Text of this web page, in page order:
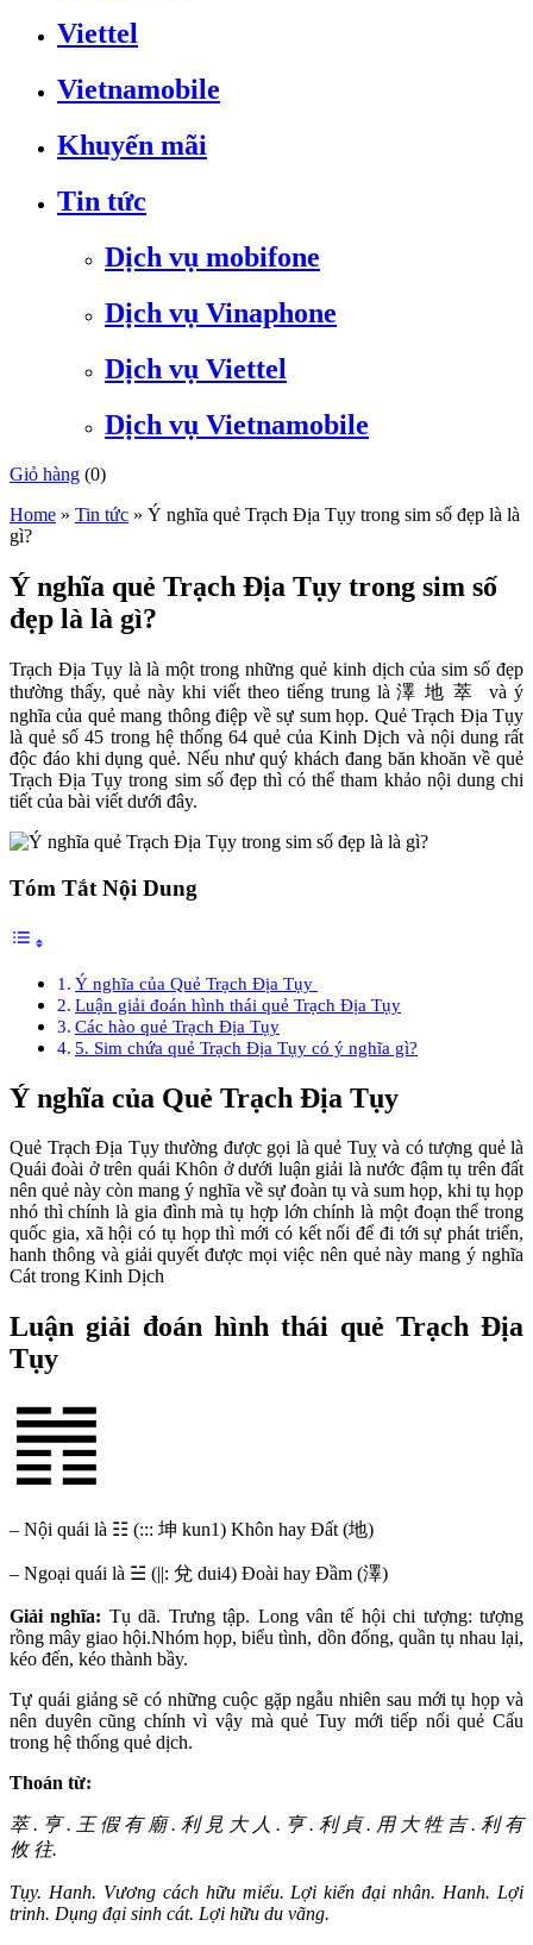
Viettel
Vietnamobile
Khuyến mãi
Tin tức
Dịch vụ mobifone
Dịch vụ Vinaphone
Dịch vụ Viettel
Dịch vụ Vietnamobile
Giỏ hàng (0)
Home » Tin tức » Ý nghĩa quẻ Trạch Địa Tụy trong sim số đẹp là là
gì?
Ý nghĩa quẻ Trạch Địa Tụy trong sim số
đẹp là là gì?
Trạch Địa Tụy là là một trong những quẻ kinh dịch của sim số đẹp
thường thấy, quẻ này khi viết theo tiếng trung là 澤 地 萃 và ý
nghĩa của quẻ mang thông điệp về sự sum họp. Quẻ Trạch Địa Tụy
là quẻ số 45 trong hệ thống 64 quẻ của Kinh Dịch và nội dung rất
độc đáo khi dụng quẻ. Nếu như quý khách đang băn khoăn về quẻ
Trạch Địa Tụy trong sim số đẹp thì có thể tham khảo nội dung chi
tiết của bài viết dưới đây.
Tóm Tắt Nội Dung
Ý nghĩa của Quẻ Trạch Địa Tụy
Luận giải đoán hình thái quẻ Trạch Địa Tụy
Các hào quẻ Trạch Địa Tụy
5. Sim chứa quẻ Trạch Địa Tụy có ý nghĩa gì?
Ý nghĩa của Quẻ Trạch Địa Tụy
Quẻ Trạch Địa Tụy thường được gọi là quẻ Tuỵ và có tượng quẻ là
Quái đoài ở trên quái Khôn ở dưới luận giải là nước đậm tụ trên đất
nên quẻ này còn mang ý nghĩa về sự đoàn tụ và sum họp, khi tụ họp
nhó thì chính là gia đình mà tụ hợp lớn chính là một đoạn thể trong
quốc gia, xã hội có tụ họp thì mới có kết nối để đi tới sự phát triển,
hanh thông và giải quyết được mọi việc nên quẻ này mang ý nghĩa
Cát trong Kinh Dịch
Luận giải đoán hình thái quẻ Trạch Địa
Tụy
– Nội quái là ☷ (::: 坤 kun1) Khôn hay Đất (地)
– Ngoại quái là ☱ (||: 兌 dui4) Đoài hay Đầm (澤)
Giải nghĩa: Tụ dã. Trưng tập. Long vân tế hội chi tượng: tượng
rồng mây giao hội.Nhóm họp, biểu tình, dồn đống, quần tụ nhau lại,
kéo đến, kéo thành bầy.
Tự quái giảng sẽ có những cuộc gặp ngẫu nhiên sau mới tụ họp và
nên duyên cũng chính vì vậy mà quẻ Tuy mới tiếp nối quẻ Cấu
trong hệ thống quẻ dịch.
Thoán từ:
萃 . 亨 . 王 假 有 廟 . 利 見 大 人 . 亨 . 利 貞 . 用 大 牲 吉 . 利 有
攸 往.
Tụy. Hanh. Vương cách hữu miếu. Lợi kiến đại nhân. Hanh. Lợi
trinh. Dụng đại sinh cát. Lợi hữu du vãng.